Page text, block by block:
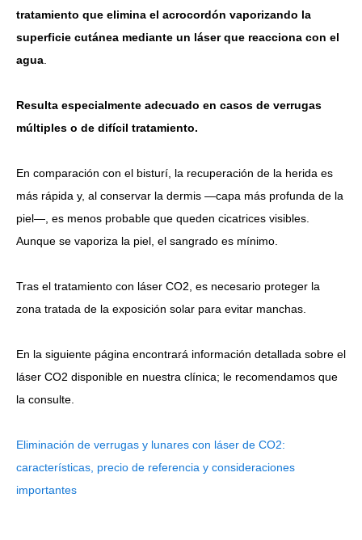
tratamiento que elimina el acrocordón vaporizando la
superficie cutánea mediante un láser que reacciona con el
agua
Resulta especialmente adecuado en casos de verrugas
múltiples o de difícil tratamiento.
En comparación con el bisturí, la recuperación de la herida es
más rápida y, al conservar la dermis —capa más profunda de la
piel—, es menos probable que queden cicatrices visibles.
Aunque se vaporiza la piel, el sangrado es mínimo.
Tras el tratamiento con láser CO2, es necesario proteger la
zona tratada de la exposición solar para evitar manchas.
En la siguiente página encontrará información detallada sobre el
láser CO2 disponible en nuestra clínica; le recomendamos que
la consulte.
Eliminación de verrugas y lunares con láser de CO2:
características, precio de referencia y consideraciones
importantes